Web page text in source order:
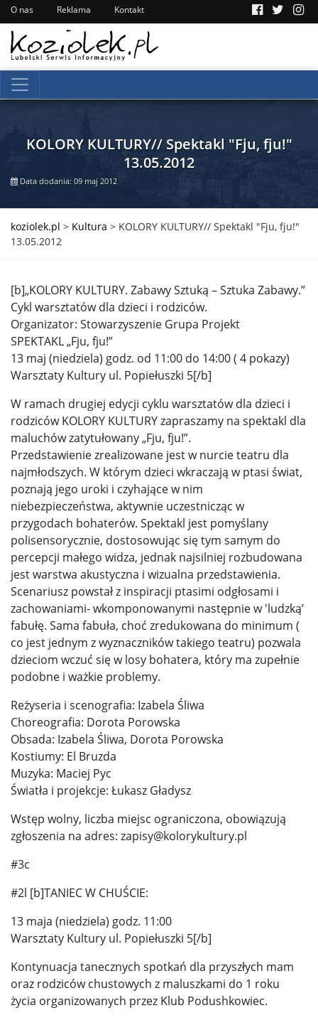
O nas Reklama Kontakt
KOLORY KULTURY// Spektakl "Fju, fju!"
13.05.2012
Data dodania: 09 maj 2012
koziolek.pl > Kultura > KOLORY KULTURY// Spektakl "Fju, fju!"
13.05.2012
[b]„KOLORY KULTURY. Zabawy Sztuką – Sztuka Zabawy.”
Cykl warsztatów dla dzieci i rodziców.
Organizator: Stowarzyszenie Grupa Projekt
SPEKTAKL „Fju, fju!”
13 maj (niedziela) godz. od 11:00 do 14:00 ( 4 pokazy)
Warsztaty Kultury ul. Popiełuszki 5[/b]
W ramach drugiej edycji cyklu warsztatów dla dzieci i
rodziców KOLORY KULTURY zapraszamy na spektakl dla
maluchów zatytułowany „Fju, fju!”.
Przedstawienie zrealizowane jest w nurcie teatru dla
najmłodszych. W którym dzieci wkraczają w ptasi świat,
poznają jego uroki i czyhające w nim
niebezpieczeństwa, aktywnie uczestnicząc w
przygodach bohaterów. Spektakl jest pomyślany
polisensorycznie, dostosowując się tym samym do
percepcji małego widza, jednak najsilniej rozbudowana
jest warstwa akustyczna i wizualna przedstawienia.
Scenariusz powstał z inspiracji ptasimi odgłosami i
zachowaniami- wkomponowanymi następnie w 'ludzką’
fabułę. Sama fabuła, choć zredukowana do minimum (
co jest jednym z wyznaczników takiego teatru) pozwala
dzieciom wczuć się w losy bohatera, który ma zupełnie
podobne i ważkie problemy.
Reżyseria i scenografia: Izabela Śliwa
Choreografia: Dorota Porowska
Obsada: Izabela Śliwa, Dorota Porowska
Kostiumy: El Bruzda
Muzyka: Maciej Pyc
Światła i projekcje: Łukasz Gładysz
Wstęp wolny, liczba miejsc ograniczona, obowiązują
zgłoszenia na adres: zapisy@kolorykultury.pl
#3c
#2l [b]TANIEC W CHUŚCIE:
13 maja (niedziela) godz. 11:00
Warsztaty Kultury ul. Popiełuszki 5[/b]
Kontynuacja tanecznych spotkań dla przyszłych mam
oraz rodziców chustowych z maluszkami do 1 roku
życia organizowanych przez Klub Podushkowiec.